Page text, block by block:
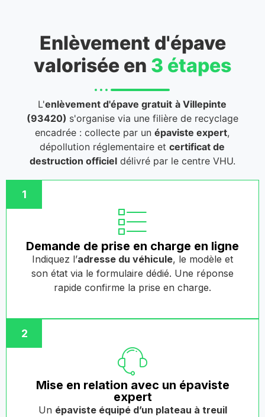
Enlèvement d'épave
valorisée en 3 étapes
L'enlèvement d'épave gratuit à Villepinte
(93420) s'organise via une filière de recyclage
encadrée : collecte par unépaviste expert,
dépollution réglementaire etcertificat de
destruction officieldélivré par le centre VHU.
1
Demande de prise en charge en ligne
Indiquez l’adresse du véhicule, le modèle et
son état via le formulaire dédié. Une réponse
rapide confirme la prise en charge.
2
Mise en relation avec un épaviste
expert
Un épaviste équipé d’un plateau à treuil